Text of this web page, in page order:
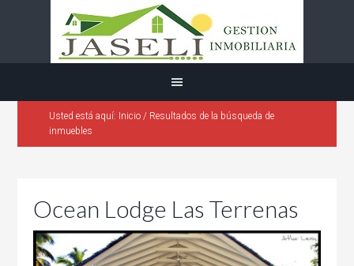
Usted está aquí: Inicio / Resultados de la búsqueda de
inmuebles
Ocean Lodge Las Terrenas